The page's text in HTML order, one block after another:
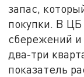
запас,
покупки. В
сбережений
два‑три
показатель